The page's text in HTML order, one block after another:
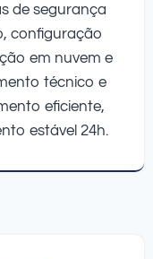
de segurança
configuração
em nuvem e
técnico e
eficiente,
estável 24h.